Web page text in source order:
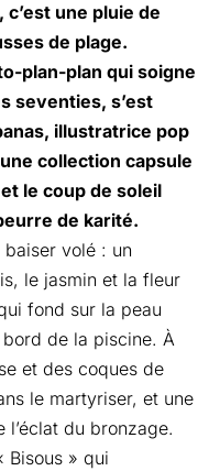
une pluie de
de plage.
plan-plan qui soigne
seventies, s’est
illustratrice pop
collection capsule
le coup de soleil
de karité.
volé : un
le jasmin et la fleur
fond sur la peau
de la piscine. À
et des coques de
le martyriser, et une
du bronzage.
Bisous » qui